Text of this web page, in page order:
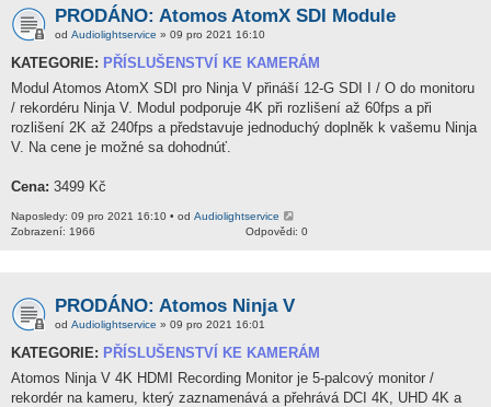
PRODÁNO: Atomos AtomX SDI Module
od Audiolightservice » 09 pro 2021 16:10
KATEGORIE: PŘÍSLUŠENSTVÍ KE KAMERÁM
Modul Atomos AtomX SDI pro Ninja V přináší 12-G SDI I / O do monitoru
/ rekordéru Ninja V. Modul podporuje 4K při rozlišení až 60fps a při
rozlišení 2K až 240fps a představuje jednoduchý doplněk k vašemu Ninja
V. Na cene je možné sa dohodnúť.
Cena: 3499 Kč
Naposledy: 09 pro 2021 16:10 • od Audiolightservice
Odpovědi: 0
Zobrazení: 1966
PRODÁNO: Atomos Ninja V
od Audiolightservice » 09 pro 2021 16:01
KATEGORIE: PŘÍSLUŠENSTVÍ KE KAMERÁM
Atomos Ninja V 4K HDMI Recording Monitor je 5-palcový monitor /
rekordér na kameru, který zaznamenává a přehrává DCI 4K, UHD 4K a